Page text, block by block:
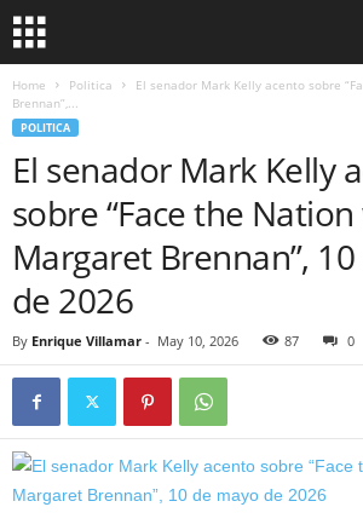
Home Politica
El senador Mark Kelly acento sobre
Brennan”,...
POLITICA
El senador Mark Kelly
sobre “Face the
Margaret Brennan”,
de 2026
By Enrique Villamar - May 10, 2026 87 0